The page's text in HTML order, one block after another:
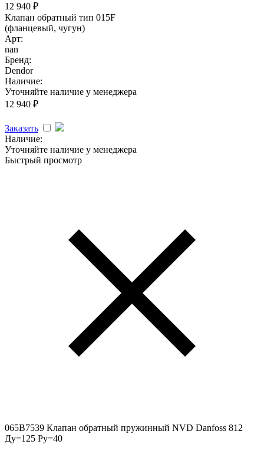
12 940 ₽
Клапан обратный тип 015F
(фланцевый, чугун)
Арт:
nan
Бренд:
Dendor
Наличие:
Уточняйте наличие у менеджера
12 940 ₽
Заказать
Наличие:
Уточняйте наличие у менеджера
Быстрый просмотр
065B7539 Клапан обратный пружинный NVD Danfoss 812
Ду=125 Ру=40